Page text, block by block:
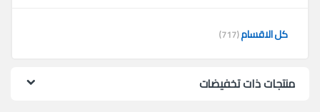
كل الاقسام(717)
منتجات ذات تخفيضات